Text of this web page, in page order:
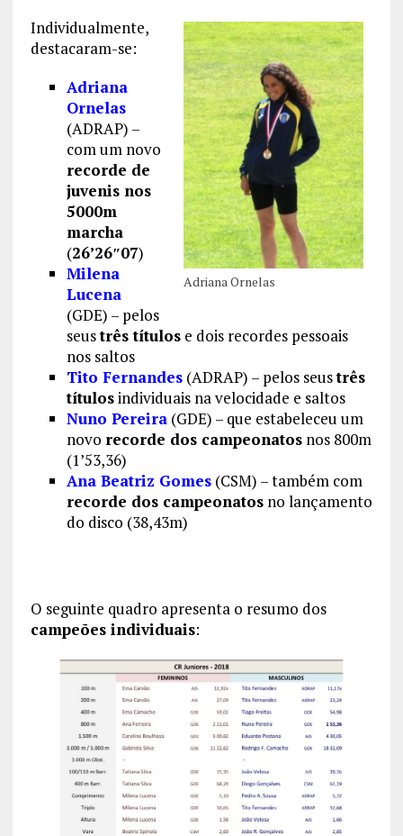
Adriana Ornelas
Individualmente,
destacaram-se:
Adriana
Ornelas
(ADRAP) –
com um novo
recorde de
juvenis nos
5000m
marcha
(26’26″07)
Milena
Lucena
(GDE) – pelos
seustrês títulose dois recordes pessoais
nos saltos
Tito Fernandes(ADRAP) – pelos seustrês
títulosindividuais na velocidade e saltos
Nuno Pereira(GDE) – que estabeleceu um
novo recorde dos campeonatosnos 800m
(1’53,36)
Ana Beatriz Gomes(CSM) – também com
recorde dos campeonatosno lançamento
do disco (38,43m)
O seguinte quadro apresenta o resumo dos
campeões individuais: